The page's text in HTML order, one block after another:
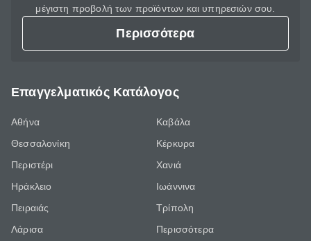
μέγιστη προβολή των προϊόντων και υπηρεσιών σου.
Περισσότερα
Επαγγελματικός Κατάλογος
Αθήνα
Θεσσαλονίκη
Περιστέρι
Ηράκλειο
Πειραιάς
Λάρισα
Καβάλα
Κέρκυρα
Χανιά
Ιωάννινα
Τρίπολη
Περισσότερα